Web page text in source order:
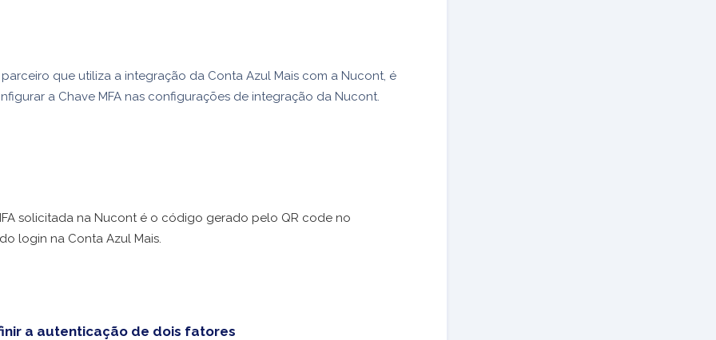
que utiliza a integração da Conta Azul Mais com a Nucont, é
a Chave MFA nas configurações de integração da Nucont.
solicitada na Nucont é o código gerado pelo QR code no
login na Conta Azul Mais.
a autenticação de dois fatores